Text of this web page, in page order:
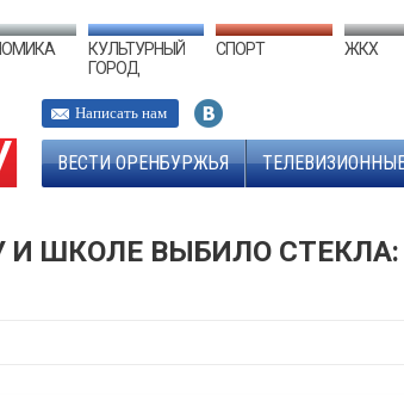
КУЛЬТУРНЫЙ
ГОРОД
СПОРТ ЖКХ
Написать нам
ВЕСТИ ОРЕНБУРЖЬЯ
ШКОЛЕ ВЫБИЛО СТЕКЛА: